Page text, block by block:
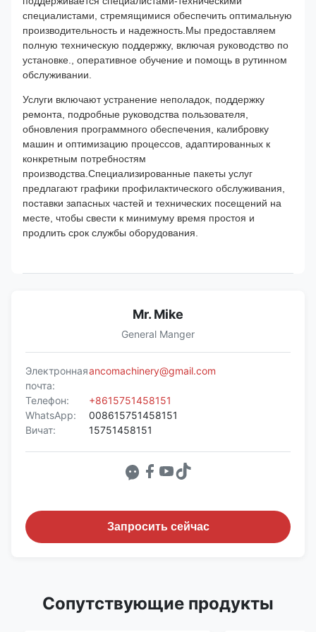
специалистами, стремящимися обеспечить оптимальную
производительность и надежность.Мы предоставляем
полную техническую поддержку, включая руководство по
установке., оперативное обучение и помощь в рутинном
обслуживании.
Услуги включают устранение неполадок, поддержку
ремонта, подробные руководства пользователя,
обновления программного обеспечения, калибровку
машин и оптимизацию процессов, адаптированных к
конкретным потребностям
производства.Специализированные пакеты услуг
предлагают графики профилактического обслуживания,
поставки запасных частей и технических посещений на
месте, чтобы свести к минимуму время простоя и
продлить срок службы оборудования.
Mr. Mike
General Manger
Электронная
почта:
ancomachinery@gmail.com
Телефон:
+8615751458151
WhatsApp:
008615751458151
Вичат:
15751458151
Запросить сейчас
Сопутствующие продукты